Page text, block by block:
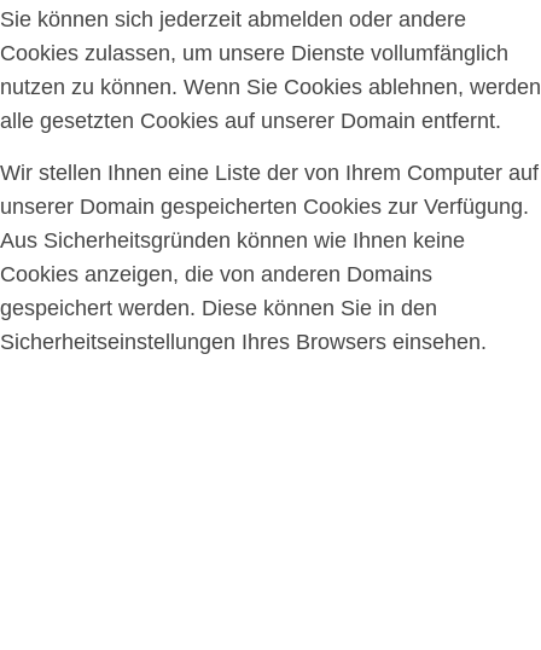
Sie können sich jederzeit abmelden oder andere
Cookies zulassen, um unsere Dienste vollumfänglich
nutzen zu können. Wenn Sie Cookies ablehnen, werden
alle gesetzten Cookies auf unserer Domain entfernt.
Wir stellen Ihnen eine Liste der von Ihrem Computer auf
unserer Domain gespeicherten Cookies zur Verfügung.
Aus Sicherheitsgründen können wie Ihnen keine
Cookies anzeigen, die von anderen Domains
gespeichert werden. Diese können Sie in den
Sicherheitseinstellungen Ihres Browsers einsehen.